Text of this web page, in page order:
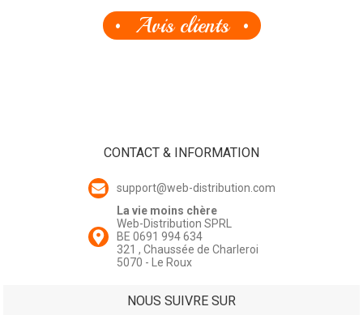
Avis clients
CONTACT & INFORMATION
support@web-distribution.com
La vie moins chère
Web-Distribution SPRL
BE 0691 994 634
321 , Chaussée de Charleroi
5070 - Le Roux
NOUS SUIVRE SUR